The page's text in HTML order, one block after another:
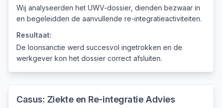
Wij analyseerden het UWV-dossier, dienden bezwaar in
en begeleidden de aanvullende re-integratieactiviteiten.
Resultaat:
De loonsanctie werd succesvol ingetrokken en de
werkgever kon het dossier correct afsluiten.
Casus: Ziekte en Re-integratie Advies